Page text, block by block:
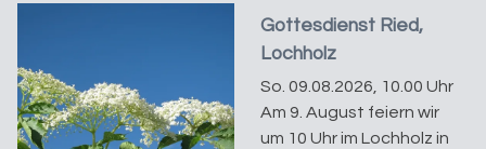
Gottesdienst Ried,
Lochholz
So. 09.08.2026, 10.00 Uhr
Am 9. August feiern wir
um 10 Uhr im Lochholz in